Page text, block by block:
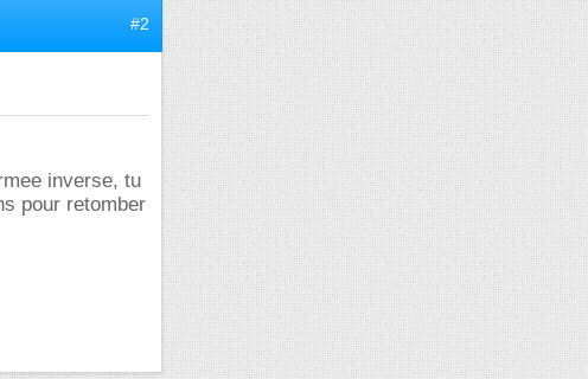
#2
inverse, tu
pour retomber